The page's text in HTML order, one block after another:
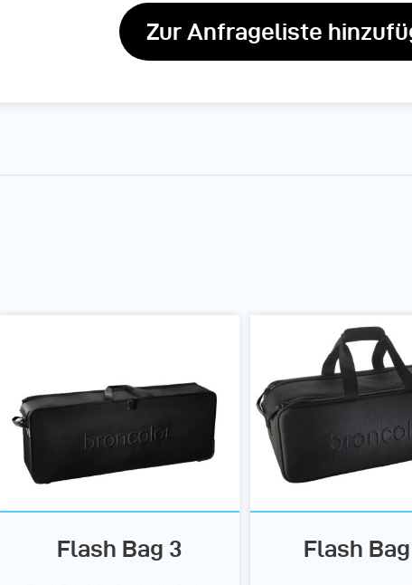
Zur Anfrageliste
Flash Bag 3 Flash Bag